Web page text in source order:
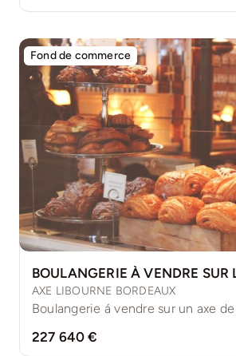
Fond de commerce
AXE LIBOURNE BORDEAUX
227 640 €